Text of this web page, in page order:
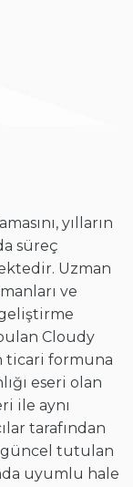
yılların
süreç
Uzman
ve
Cloudy
ticari formuna
eseri olan
ile aynı
tarafından
güncel tutulan
uyumlu hale